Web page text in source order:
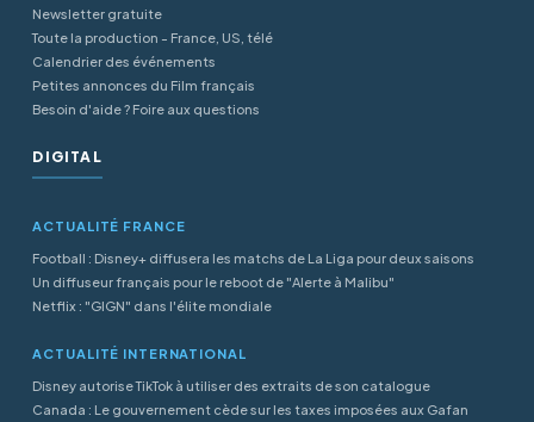
Newsletter gratuite
Toute la production - France, US, télé
Calendrier des événements
Petites annonces du Film français
Besoin d'aide ? Foire aux questions
DIGITAL
ACTUALITÉ FRANCE
Football : Disney+ diffusera les matchs de La Liga pour deux saisons
Un diffuseur français pour le reboot de "Alerte à Malibu"
Netflix : "GIGN" dans l'élite mondiale
ACTUALITÉ INTERNATIONAL
Disney autorise TikTok à utiliser des extraits de son catalogue
Canada : Le gouvernement cède sur les taxes imposées aux Gafan